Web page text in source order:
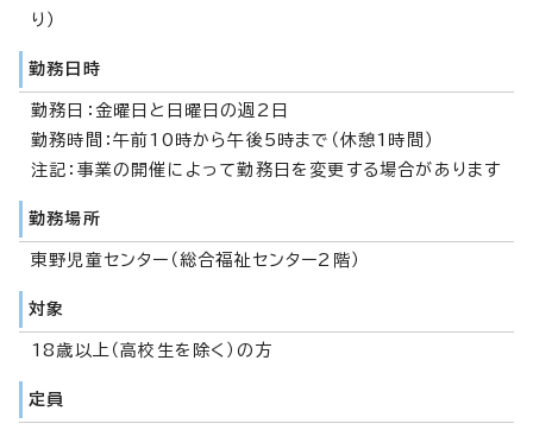
り）
勤務日時
勤務日：金曜日と日曜日の週2日
勤務時間：午前10時から午後5時まで（休憩1時間）
注記：事業の開催によって勤務日を変更する場合があります
勤務場所
東野児童センター（総合福祉センター2階）
対象
18歳以上（高校生を除く）の方
定員